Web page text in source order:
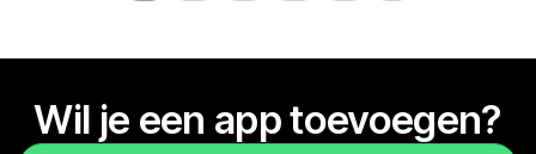
Wil je een app toevoegen?